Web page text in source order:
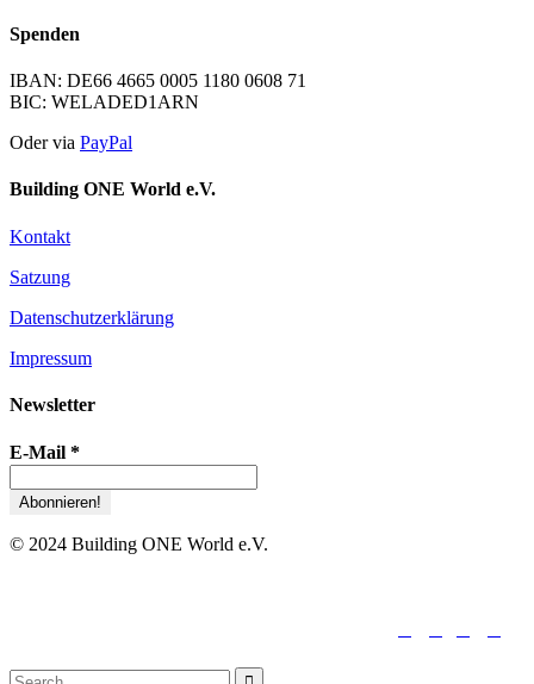
Spenden
IBAN: DE66 4665 0005 1180 0608 71
BIC: WELADED1ARN
Oder via PayPal
Building ONE World e.V.
Kontakt
Satzung
Datenschutzerklärung
Impressum
Newsletter
E-Mail *
© 2024 Building ONE World e.V.